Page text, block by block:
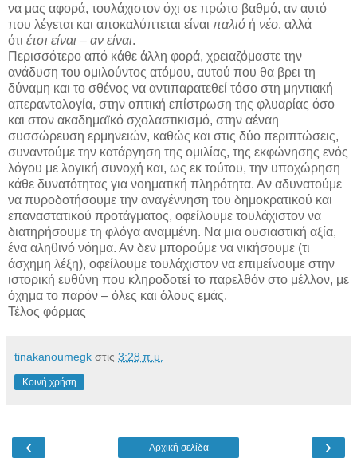
να μας αφορά, τουλάχιστον όχι σε πρώτο βαθμό, αν αυτό
που λέγεται και αποκαλύπτεται είναι παλιό ή νέο, αλλά
ότι έτσι είναι – αν είναι.
Περισσότερο από κάθε άλλη φορά, χρειαζόμαστε την
ανάδυση του ομιλούντος ατόμου, αυτού που θα βρει τη
δύναμη και το σθένος να αντιπαρατεθεί τόσο στη μηντιακή
απεραντολογία, στην οπτική επίστρωση της φλυαρίας όσο
και στον ακαδημαϊκό σχολαστικισμό, στην αέναη
συσσώρευση ερμηνειών, καθώς και στις δύο περιπτώσεις,
συναντούμε την κατάργηση της ομιλίας, της εκφώνησης ενός
λόγου με λογική συνοχή και, ως εκ τούτου, την υποχώρηση
κάθε δυνατότητας για νοηματική πληρότητα. Αν αδυνατούμε
να πυροδοτήσουμε την αναγέννηση του δημοκρατικού και
επαναστατικού προτάγματος, οφείλουμε τουλάχιστον να
διατηρήσουμε τη φλόγα αναμμένη. Να μια ουσιαστική αξία,
ένα αληθινό νόημα. Αν δεν μπορούμε να νικήσουμε (τι
άσχημη λέξη), οφείλουμε τουλάχιστον να επιμείνουμε στην
ιστορική ευθύνη που κληροδοτεί το παρελθόν στο μέλλον, με
όχημα το παρόν – όλες και όλους εμάς.
Τέλος φόρμας
tinakanoumegk στις 3:28 π.μ.
Κοινή χρήση
‹ ›
Αρχική σελίδα